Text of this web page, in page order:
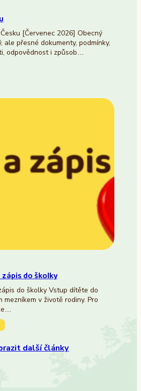
[Červenec 2026] Obecný
ale přesné dokumenty, podmínky,
odpovědnost i způsob…
do školky
do školky Vstup dítěte do
mezníkem v životě rodiny. Pro
další články